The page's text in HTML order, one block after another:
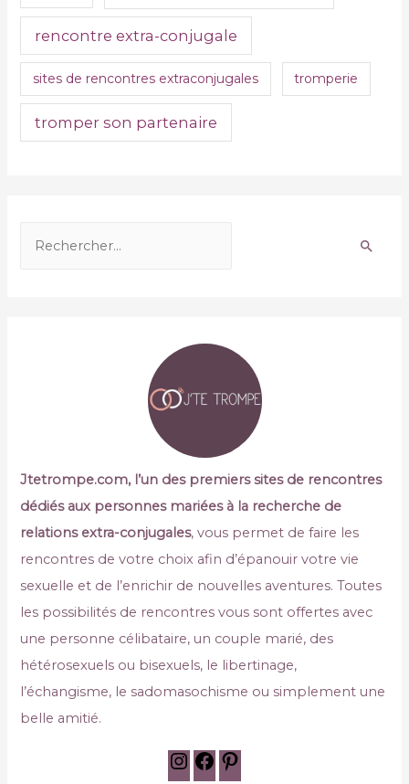
rencontre extra-conjugale
sites de rencontres extraconjugales tromperie
tromper son partenaire
Jtetrompe.com, l’un des premiers sites de rencontres
dédiés aux personnes mariées à la recherche de
relations extra-conjugales, vous permet de faire les
rencontres de votre choix afin d’épanouir votre vie
sexuelle et de l’enrichir de nouvelles aventures. Toutes
les possibilités de rencontres vous sont offertes avec
une personne célibataire, un couple marié, des
hétérosexuels ou bisexuels, le libertinage,
l’échangisme, le sadomasochisme ou simplement une
belle amitié.